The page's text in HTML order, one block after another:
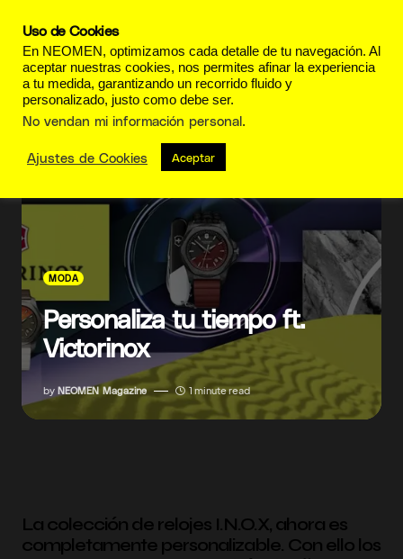
MODA
Personaliza tu tiempo ft.
Victorinox
by NEOMEN Magazine 1 minute read
La colección de relojes I.N.O.X, ahora es
completamente personalizable. Con ello los
Uso de Cookies
En NEOMEN, optimizamos cada detalle de tu navegación. Al
aceptar nuestras cookies, nos permites afinar la experiencia
a tu medida, garantizando un recorrido fluido y
personalizado, justo como debe ser.
No vendan mi información personal.
Ajustes de Cookies Aceptar